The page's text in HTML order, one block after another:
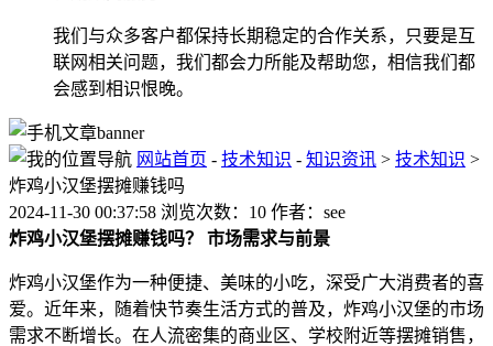
我们与众多客户都保持长期稳定的合作关系，只要是互
联网相关问题，我们都会力所能及帮助您，相信我们都
会感到相识恨晚。
网站首页 - 技术知识 - 知识资讯 > 技术知识 >
炸鸡小汉堡摆摊赚钱吗
2024-11-30 00:37:58 浏览次数：10 作者：see
炸鸡小汉堡摆摊赚钱吗？
市场需求与前景
炸鸡小汉堡作为一种便捷、美味的小吃，深受广大消费者的喜
爱。近年来，随着快节奏生活方式的普及，炸鸡小汉堡的市场
需求不断增长。在人流密集的商业区、学校附近等摆摊销售，